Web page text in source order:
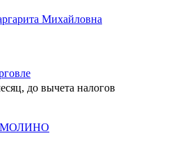
Михайловна
до вычета налогов